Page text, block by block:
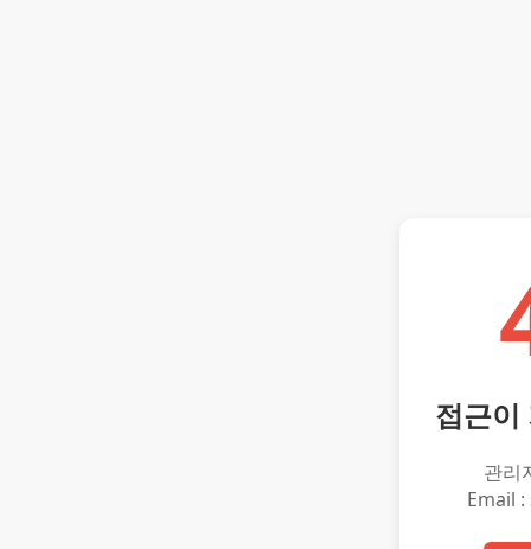
접근이
관리
Email